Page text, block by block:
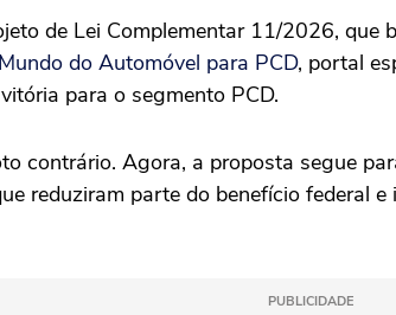
de Lei Complementar 11/2026,
Mundo do Automóvel para PCD, portal
para o segmento PCD.
contrário. Agora, a proposta segue
reduziram parte do benefício federal
PUBLICIDADE